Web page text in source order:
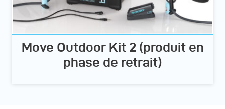
Move Outdoor Kit 2 (produit en
phase de retrait)